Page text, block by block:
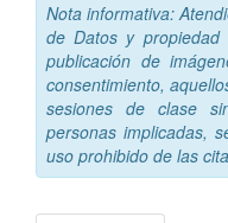
Nota informativa:
de Datos y
publicación de
consentimiento,
sesiones de clase
personas implicadas,
uso prohibido de las